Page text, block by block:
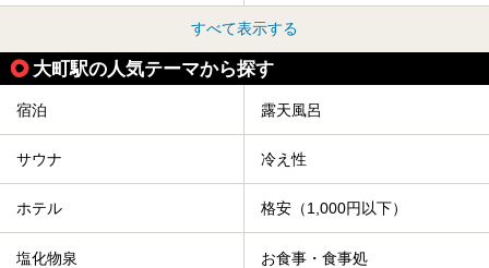
すべて表示する
大町駅の人気テーマから探す
宿泊 露天風呂
サウナ 冷え性
ホテル 格安（1,000円以下）
塩化物泉 お食事・食事処